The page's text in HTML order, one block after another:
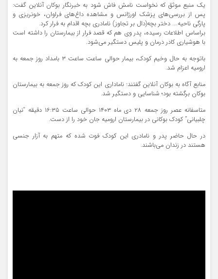
یک منبع موثق که نخواست نامش فاش شود به خبرنگار بوکان آنلاین گفت:
پس از بررسی‌‌های پزشک اورژانس و مشاهده داغ‌های فراوان، خونریزی و
پارگی ناحیه…. دختر بچه(دال بر تجاوز) نامادری بچه اقدام به فرار کرد.
براساس اطلاعات رسیده، پدر وی هم که قصد فرار از بیمارستان را داشته است
با هوشیاری کادر درمان و پلیس دستگیر می‌شود.
باتوجه به حال وخیم کودک، بیمار حوالی ساعت ساعت ۳ بامداد روز جمعه به
ارومیه اعزام شد.
منابع آگاه به بوکان آنلاین گفتند: ناماداری این کودک که روز جمعه به بیمارستان
بوکان برگشته بود؛ شناسایی و دستگیر شد.
متاسفانه عصر روز جمعه ۲۸ دی ماه ۱۴۰۳ حوالی ساعت ۱۶:۳۵ دقیقه “نیان
چلبیانی” کودک بوکانی در بیمارستان ارومیه جان خود را از دست.
در حال حاضر پدر و نامادری این کودک فوت شده که متهم به آزار جنسی
هستند در زندان می‌باشند.